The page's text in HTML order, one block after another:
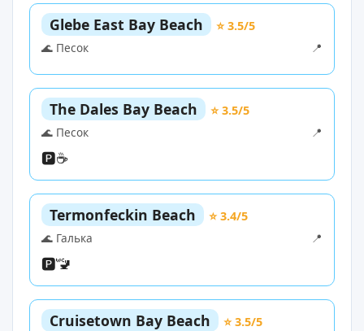
Glebe East Bay Beach
⭐ 3.5/5
🌊 Песок
📍
The Dales Bay Beach
⭐ 3.5/5
🌊 Песок
📍
🅿️☕
Termonfeckin Beach
⭐ 3.4/5
🌊 Галька
📍
🅿️🚾
Cruisetown Bay Beach
⭐ 3.5/5